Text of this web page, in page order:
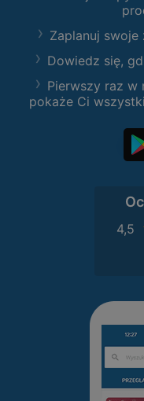
Zaplanuj
Dowiedz się,
Pierwszy raz w
pokaże Ci
4,5